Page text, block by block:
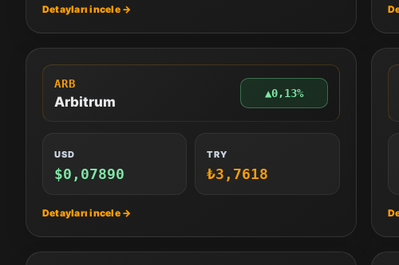
ARB
Arbitrum
▲0,13%
USD
$0,07890
TRY
₺3,7618